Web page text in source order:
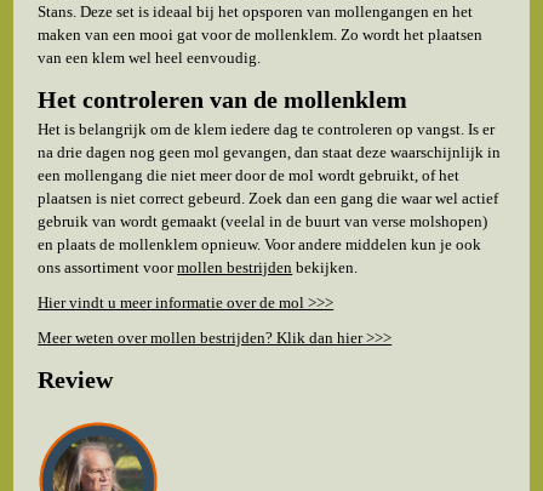
Stans. Deze set is ideaal bij het opsporen van mollengangen en het
maken van een mooi gat voor de mollenklem. Zo wordt het plaatsen
van een klem wel heel eenvoudig.
Het controleren van de mollenklem
Het is belangrijk om de klem iedere dag te controleren op vangst. Is er
na drie dagen nog geen mol gevangen, dan staat deze waarschijnlijk in
een mollengang die niet meer door de mol wordt gebruikt, of het
plaatsen is niet correct gebeurd. Zoek dan een gang die waar wel actief
gebruik van wordt gemaakt (veelal in de buurt van verse molshopen)
en plaats de mollenklem opnieuw. Voor andere middelen kun je ook
ons assortiment voormollen bestrijden bekijken.
Hier vindt u meer informatie over de mol >>>
Meer weten over mollen bestrijden? Klik dan hier >>>
Review